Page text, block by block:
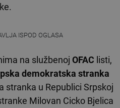
ISPOD OGLASA
na službenoj OFAC listi,
demokratska stranka
stranka u Republici Srpskoj
Milovan Cicko Bjelica